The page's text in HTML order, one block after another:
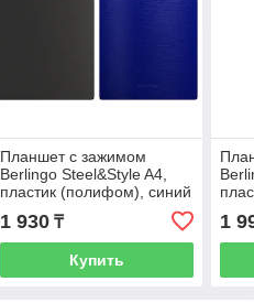
Планшет с зажимом
Berlingo Steel&Style A4,
пластик (полифом), синий
1 930₸
Купить
1